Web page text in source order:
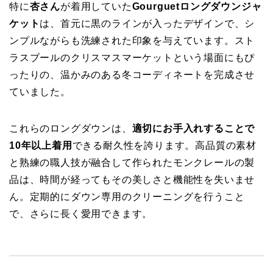
特に杏さんが着用していたGourguetロングダウンジャ
ケット は、首元に黒のラインが入ったデザインで、シ
ンプルながらも洗練された印象を与えています。スト
ラスブールのクリスマスマーケットという場面にもぴ
ったりの、温かみのある冬コーディネートを完成させ
ていました。
これらのロングダウンは、 適切にお手入れすることで
10年以上着用 できる耐久性を誇ります。高品質の素材
と熟練の職人技が融合して作られたモンクレールの製
品は、時間が経ってもその美しさと機能性を失いませ
ん。定期的にダウン専用のクリーニングを行うこと
で、さらに長く愛用できます。